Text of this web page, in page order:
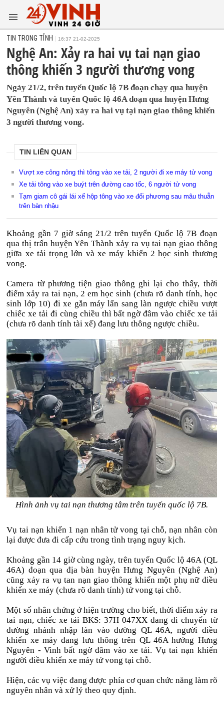
TIN TRONG TỈNH 16:37 21-02-2025
Nghệ An: Xảy ra hai vụ tai nạn giao
thông khiến 3 người thương vong
Ngày 21/2, trên tuyển Quốc lộ 7B đoạn chạy qua huyện
Yên Thành và tuyến Quốc lộ 46A đoạn qua huyện Hưng
Nguyên (Nghệ An) xảy ra hai vụ tại nạn giao thông khiến
3 người thương vong.
TIN LIÊN QUAN
Vượt xe công nông thì tông vào xe tải, 2 người đi xe máy tử vong
Xe tải tông vào xe buýt trên đường cao tốc, 6 người tử vong
Tạm giam cô gái lái xế hộp tông vào xe đối phương sau mâu thuẫn
trên bàn nhậu
Khoảng gần 7 giờ sáng 21/2 trên tuyến Quốc lộ 7B đoạn
qua thị trấn huyện Yên Thành xảy ra vụ tai nạn giao thông
giữa xe tải trọng lớn và xe máy khiến 2 học sinh thương
vong.
Camera từ phương tiện giao thông ghi lại cho thấy, thời
điểm xảy ra tai nạn, 2 em học sinh (chưa rõ danh tính, học
sinh lớp 10) đi xe gắn máy lấn sang làn ngược chiều vượt
chiếc xe tải đi cùng chiều thì bất ngờ đâm vào chiếc xe tải
(chưa rõ danh tính tài xế) đang lưu thông ngược chiều.
Hình ảnh vụ tai nạn thương tâm trên tuyến quốc lộ 7B.
Vụ tai nạn khiến 1 nạn nhân tử vong tại chỗ, nạn nhân còn
lại được đưa đi cấp cứu trong tình trạng nguy kịch.
Khoảng gần 14 giờ cùng ngày, trên tuyến Quốc lộ 46A (QL
46A) đoạn qua địa bàn huyện Hưng Nguyên (Nghệ An)
cũng xảy ra vụ tan nạn giao thông khiến một phụ nữ điều
khiển xe máy (chưa rõ danh tính) tử vong tại chỗ.
Một số nhân chứng ở hiện trường cho biết, thời điểm xảy ra
tai nạn, chiếc xe tải BKS: 37H 047XX đang di chuyển từ
đường nhánh nhập làn vào đường QL 46A, người điều
khiển xe máy đang lưu thông trên QL 46A hướng Hưng
Nguyên - Vinh bất ngờ đâm vào xe tải. Vụ tai nạn khiến
người điều khiển xe máy tử vong tại chỗ.
Hiện, các vụ việc đang được phía cơ quan chức năng làm rõ
nguyên nhân và xử lý theo quy định.